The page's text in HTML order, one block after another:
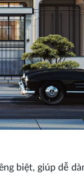
biệt, giúp dễ